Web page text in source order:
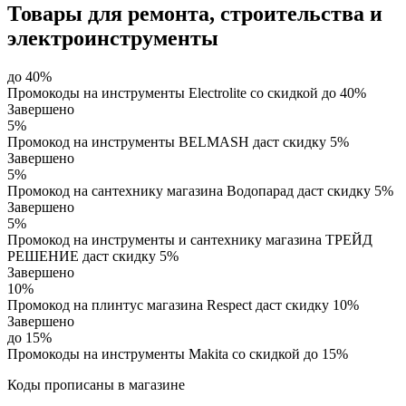
Товары для ремонта, строительства и
электроинструменты
до 40%
Промокоды на инструменты Electrolite со скидкой до 40%
Завершено
5%
Промокод на инструменты BELMASH даст скидку 5%
Завершено
5%
Промокод на сантехнику магазина Водопарад даст скидку 5%
Завершено
5%
Промокод на инструменты и сантехнику магазина ТРЕЙД
РЕШЕНИЕ даст скидку 5%
Завершено
10%
Промокод на плинтус магазина Respect даст скидку 10%
Завершено
до 15%
Промокоды на инструменты Makita со скидкой до 15%
Коды прописаны в магазине